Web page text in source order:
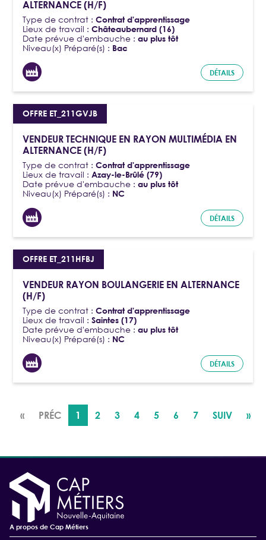
ALTERNANCE (H/F)
Type de contrat : Contrat d'apprentissage
Lieux de travail : Châteaubernard (16)
Date prévue d'embauche : au plus tôt
Niveau(x) Préparé(s) : Bac
DÉTAILS
OFFRE ET_211GVJB
VENDEUR TECHNIQUE EN RAYON MULTIMÉDIA EN
ALTERNANCE (H/F)
Type de contrat : Contrat d'apprentissage
Lieux de travail : Azay-le-Brûlé (79)
Date prévue d'embauche : au plus tôt
Niveau(x) Préparé(s) : NC
DÉTAILS
OFFRE ET_211HFBJ
VENDEUR RAYON BOULANGERIE EN ALTERNANCE
(H/F)
Type de contrat : Contrat d'apprentissage
Lieux de travail : Saintes (17)
Date prévue d'embauche : au plus tôt
Niveau(x) Préparé(s) : NC
DÉTAILS
« PRÉC 1 2 3 4 5 6 7 SUIV »
A propos de Cap Métiers